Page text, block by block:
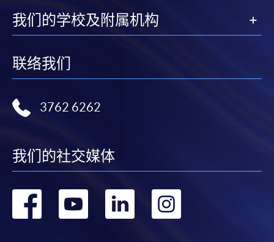
我们的学校及附属机构
联络我们
3762 6262
我们的社交媒体
转 转 转 转